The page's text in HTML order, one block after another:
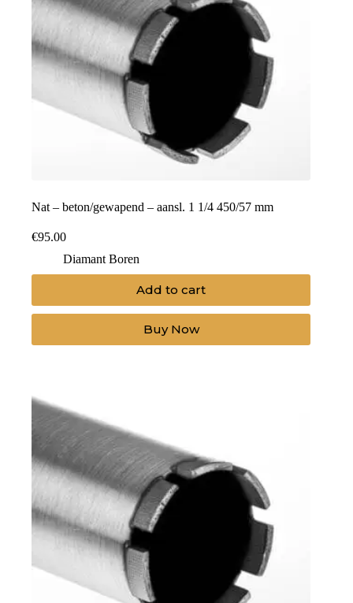
Nat – beton/gewapend – aansl. 1 1/4 450/57 mm
€95.00
Diamant Boren
Add to cart
Buy Now